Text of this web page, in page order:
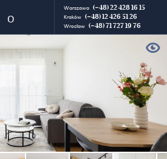
0
Warszawa (+48) 22 428 16 15
Kraków (+48) 12 426 51 26
Wrocław (+48) 71 727 19 76